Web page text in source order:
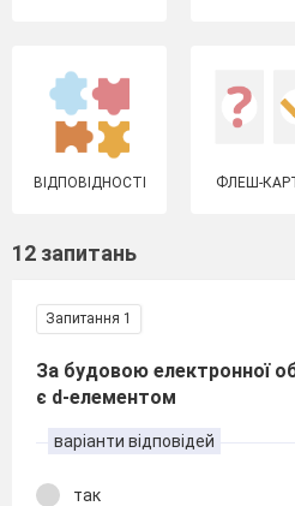
ВІДПОВІДНОСТІ ФЛЕШ-
12 запитань
Запитання 1
За будовою електронної
є d-елементом
варіанти відповідей
так